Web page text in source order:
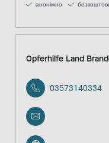
анонімно
Opferhilfe Land
03573140334